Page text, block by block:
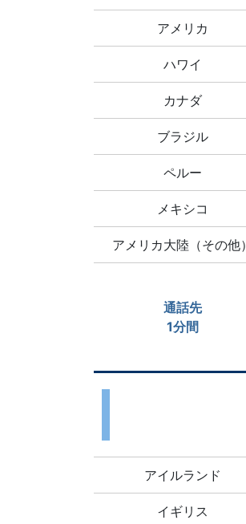
アメリカ
ハワイ
カナダ
ブラジル
ペルー
メキシコ
アメリカ大陸（その他）
通話先
1分間
アイルランド
イギリス